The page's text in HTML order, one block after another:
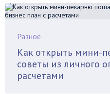
Разное
Как открыть мини-
советы из личного
расчетами